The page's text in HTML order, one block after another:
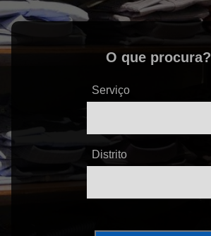
O que procura?
Serviço
Distrito